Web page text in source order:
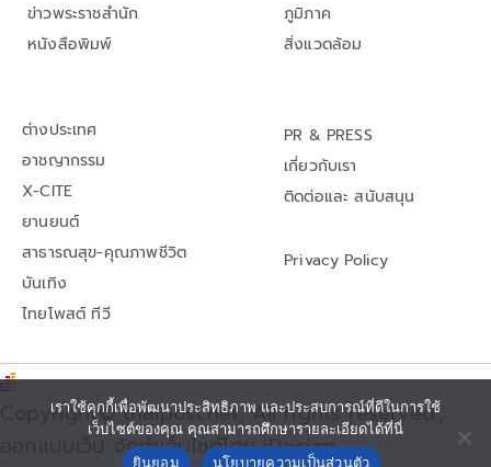
ข่าวพระราชสำนัก
หนังสือพิมพ์
ภูมิภาค
สิ่งแวดล้อม
ต่างประเทศ
อาชญากรรม
X-CITE
ยานยนต์
สาธารณสุข-คุณภาพชีวิต
บันเทิง
ไทยโพสต์ ทีวี
PR & PRESS
เกี่ยวกับเรา
ติดต่อและ สนับสนุน
Privacy Policy
Copyright© thaipost.net, All rights reserved.,
ออกแบบเว็บ จัดทำเว็บไซต์โดย iDesign
เราใช้คุกกี้เพื่อพัฒนาประสิทธิภาพ และประสบการณ์ที่ดีในการใช้
เว็บไซต์ของคุณ คุณสามารถศึกษารายละเอียดได้ที่นี่
ยินยอม
นโยบายความเป็นส่วนตัว